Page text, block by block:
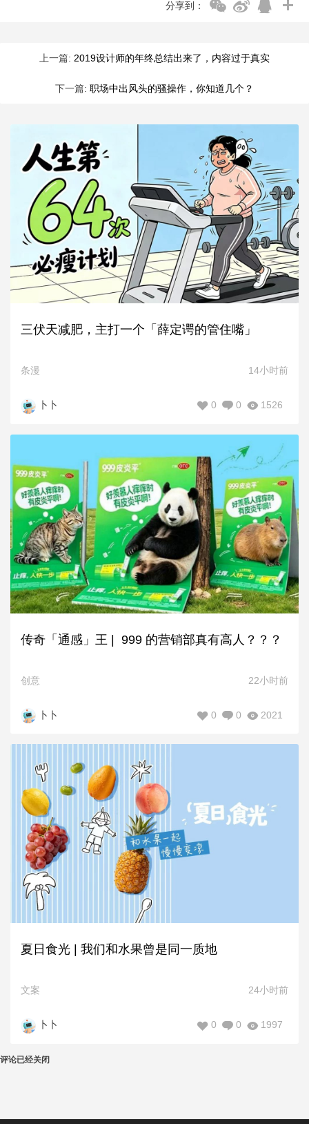
分享到：
上一篇: 2019设计师的年终总结出来了，内容过于真实
下一篇: 职场中出风头的骚操作，你知道几个？
三伏天减肥，主打一个「薛定谔的管住嘴」
条漫 14小时前
卜卜 1526
0
0
传奇「通感」王 | 999 的营销部真有高人？？？
创意 22小时前
卜卜 2021
0
0
夏日食光 | 我们和水果曾是同一质地
文案 24小时前
卜卜 1997
0
0
评论已经关闭